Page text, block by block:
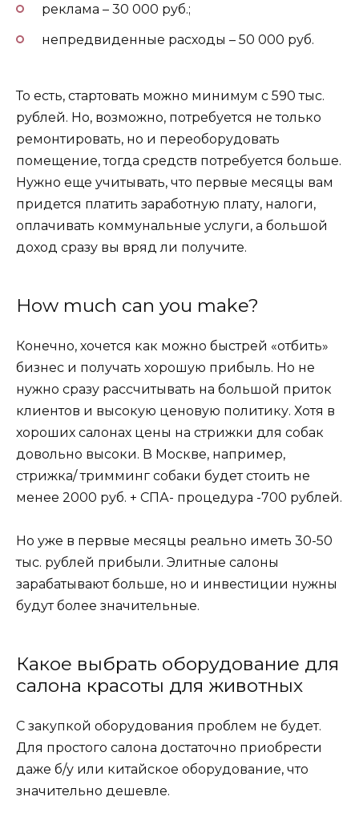
реклама – 30 000 руб.;
непредвиденные расходы – 50 000 руб.
То есть, стартовать можно минимум с 590 тыс.
рублей. Но, возможно, потребуется не только
ремонтировать, но и переоборудовать
помещение, тогда средств потребуется больше.
Нужно еще учитывать, что первые месяцы вам
придется платить заработную плату, налоги,
оплачивать коммунальные услуги, а большой
доход сразу вы вряд ли получите.
How much can you make?
Конечно, хочется как можно быстрей «отбить»
бизнес и получать хорошую прибыль. Но не
нужно сразу рассчитывать на большой приток
клиентов и высокую ценовую политику. Хотя в
хороших салонах цены на стрижки для собак
довольно высоки. В Москве, например,
стрижка/ тримминг собаки будет стоить не
менее 2000 руб. + СПА- процедура -700 рублей.
Но уже в первые месяцы реально иметь 30-50
тыс. рублей прибыли. Элитные салоны
зарабатывают больше, но и инвестиции нужны
будут более значительные.
Какое выбрать оборудование для
салона красоты для животных
С закупкой оборудования проблем не будет.
Для простого салона достаточно приобрести
даже б/у или китайское оборудование, что
значительно дешевле.